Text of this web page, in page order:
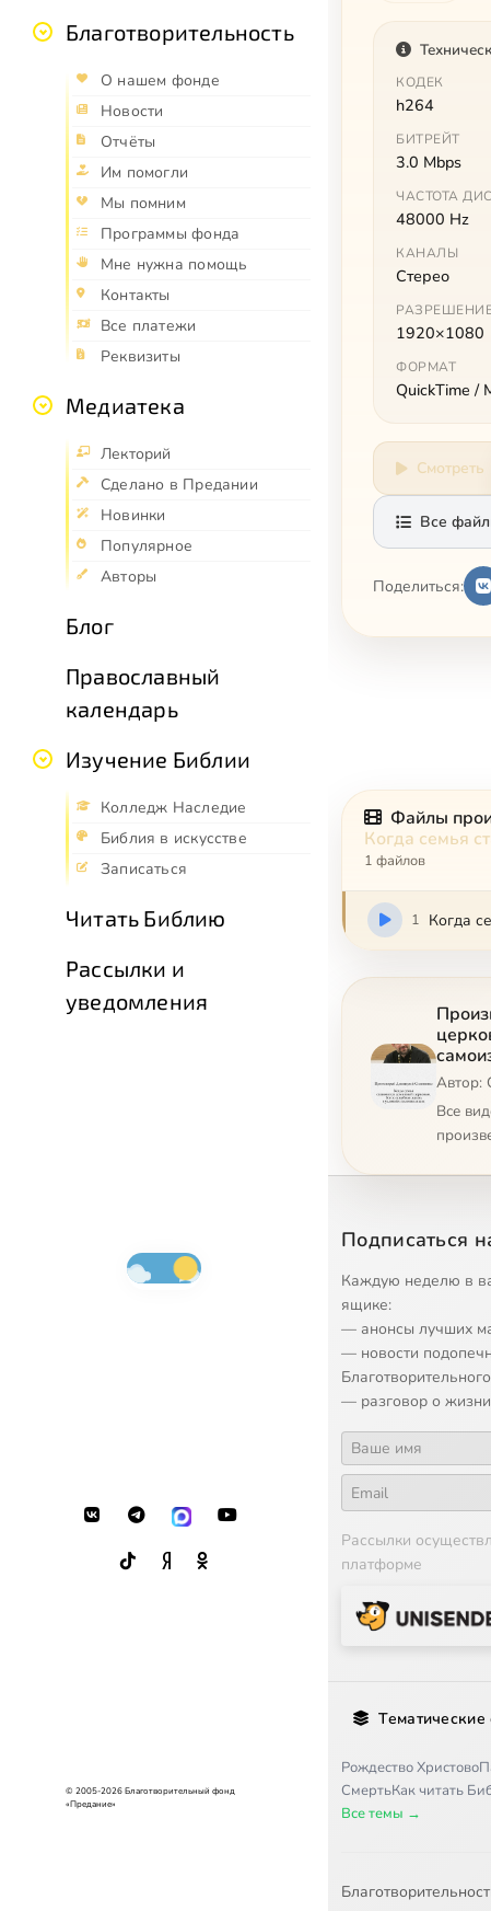
Благотворительность
О нашем фонде
Новости
Отчёты
Им помогли
Мы помним
Программы фонда
Мне нужна помощь
Контакты
Все платежи
Реквизиты
Медиатека
Лекторий
Сделано в Предании
Новинки
Популярное
Авторы
Блог
Православный
календарь
Изучение Библии
Колледж Наследие
Библия в искусстве
Записаться
Читать Библию
Рассылки и
уведомления
© 2005-2026 Благотворительный фонд
«Предание»
КОДЕК
h264
БИТРЕЙТ
3.0 Mbps
ЧАСТОТА
48000 Hz
КАНАЛЫ
Стерео
1920×1080
ФОРМАТ
QuickTime /
Смотреть
Все
Поделиться:
Файлы
Когда семья
1 файлов
1
Автор:
Все
Подписаться
Каждую неделю в
ящике:
— анонсы лучших
— новости
— разговор о
Рассылки
платформе
Рождество Христово
СмертьКак читать
Все темы →